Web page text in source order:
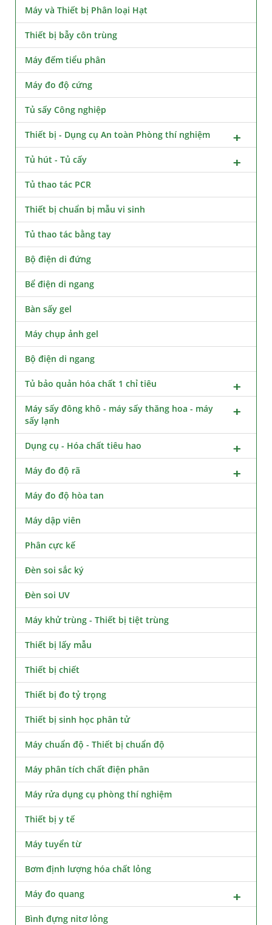
Máy và Thiết bị Phân loại Hạt
Thiết bị bẫy côn trùng
Máy đếm tiểu phân
Máy đo độ cứng
Tủ sấy Công nghiệp
Thiết bị - Dụng cụ An toàn Phòng thí nghiệm
Tủ hút - Tủ cấy
Tủ thao tác PCR
Thiết bị chuẩn bị mẫu vi sinh
Tủ thao tác bằng tay
Bộ điện di đứng
Bể điện di ngang
Bàn sấy gel
Máy chụp ảnh gel
Bộ điện di ngang
Tủ bảo quản hóa chất 1 chỉ tiêu
Máy sấy đông khô - máy sấy thăng hoa - máy
sấy lạnh
Dụng cụ - Hóa chất tiêu hao
Máy đo độ rã
Máy đo độ hòa tan
Máy dập viên
Phân cực kế
Đèn soi sắc ký
Đèn soi UV
Máy khử trùng - Thiết bị tiệt trùng
Thiết bị lấy mẫu
Thiết bị chiết
Thiết bị đo tỷ trọng
Thiết bị sinh học phân tử
Máy chuẩn độ - Thiết bị chuẩn độ
Máy phân tích chất điện phân
Máy rửa dụng cụ phòng thí nghiệm
Thiết bị y tế
Máy tuyển từ
Bơm định lượng hóa chất lỏng
Máy đo quang
Bình đựng nitơ lỏng